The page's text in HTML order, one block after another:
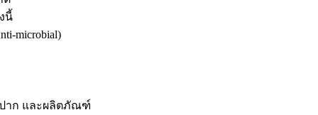
นี้
microbial)
าก และผลิตภัณฑ์